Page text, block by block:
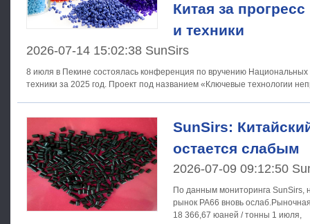
Китая за
и техники
2026-07-14 15:02:38 SunSirs
8 июля в Пекине состоялась конференция по вручению Национальных
техники за 2025 год. Проект под названием «Ключевые технологии
SunSirs:
остается слабым
2026-07-09 09:12:50
По данным мониторинга SunSirs,
рынок PA66 вновь
18 366,67 юаней / тонны 1 июля,